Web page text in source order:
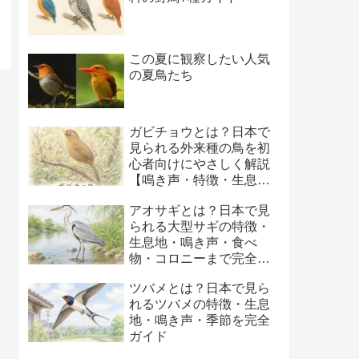
この夏に観察したい人気
の夏鳥たち
ガビチョウとは？日本で
見られる外来種の鳥を初
心者向けにやさしく解説
【鳴き声・特徴・生息
アオサギとは？日本で見
られる大型サギの特徴・
生息地・鳴き声・食べ
物・コロニーまで完全ガ
ツバメとは？日本で見ら
れるツバメの特徴・生息
地・鳴き声・季節を完全
ガイド